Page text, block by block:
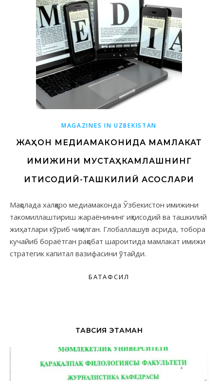
MAGAZINES IN UZBEKISTAN
ЖАҲОН МЕДИАМАКОНИДА МАМЛАКАТ
ИМИЖИНИ МУСТАҲКАМЛАШНИНГ
ИҚТИСОДИЙ-ТАШКИЛИЙ АСОСЛАРИ
Мақолада халқаро медиамаконда Ўзбекистон имижини
такомиллаштириш жараёнининг иқтисодий ва ташкилий
жиҳатлари кўриб чиқилган. Глобаллашув асрида, тобора
кучайиб бораётган рақобат шароитида мамлакат имижи
стратегик капитал вазифасини ўтайди.
БАТАФСИЛ
ТАВСИЯ ЭТАМАН